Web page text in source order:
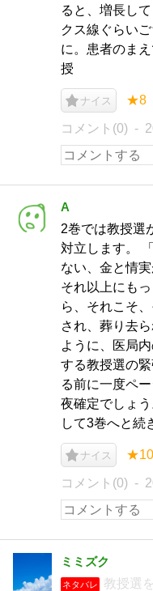
ると、増長し
クス線ぐらい
に。患者のま
授
ナイス ★8
コメント(0)
A
2巻では教授選
対立します。
ない、金と情
それ以上にも
ら、それこそ
され、葬り去
ように、医局
する教授選の
る前に一度ペ
夜確定でしょ
して3巻へと続
ナイス ★10
コメント(0)
ミミズク
ネタバレ
教授選